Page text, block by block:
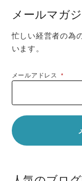
メールマガ
忙しい経営者の為
います。
メールアドレス*